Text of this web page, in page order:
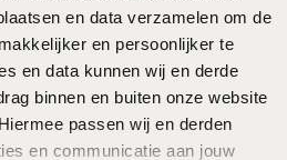
en data verzamelen om de
en persoonlijker te
en data kunnen wij en derde
binnen en buiten onze website
passen wij en derden
en communicatie aan jouw